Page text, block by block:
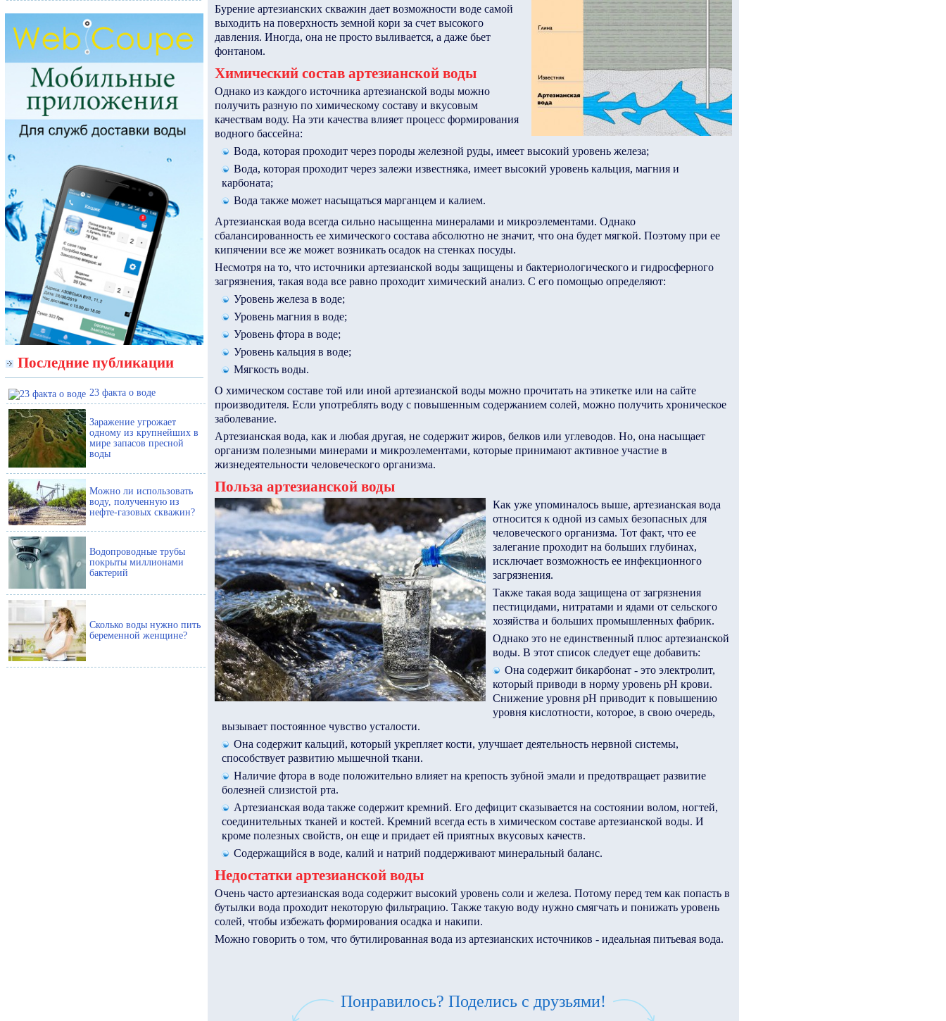
Последние публикации
23 факта о воде
Заражение угрожает
одному из крупнейших в
мире запасов пресной
воды
Можно ли использовать
воду, полученную из
нефте-газовых скважин?
Водопроводные трубы
покрыты миллионами
бактерий
Сколько воды нужно пить
беременной женщине?
Бурение артезианских скважин дает возможности воде самой
выходить на поверхность земной кори за счет высокого
давления. Иногда, она не просто выливается, а даже бьет
фонтаном.
Химический состав артезианской воды
Однако из каждого источника артезианской воды можно
получить разную по химическому составу и вкусовым
качествам воду. На эти качества влияет процесс формирования
водного бассейна:
Вода, которая проходит через породы железной руды, имеет высокий уровень железа;
Вода, которая проходит через залежи известняка, имеет высокий уровень кальция, магния и
карбоната;
Вода также может насыщаться марганцем и калием.
Артезианская вода всегда сильно насыщенна минералами и микроэлементами. Однако
сбалансированность ее химического состава абсолютно не значит, что она будет мягкой. Поэтому при ее
кипячении все же может возникать осадок на стенках посуды.
Несмотря на то, что источники артезианской воды защищены и бактериологического и гидросферного
загрязнения, такая вода все равно проходит химический анализ. С его помощью определяют:
Уровень железа в воде;
Уровень магния в воде;
Уровень фтора в воде;
Уровень кальция в воде;
Мягкость воды.
О химическом составе той или иной артезианской воды можно прочитать на этикетке или на сайте
производителя. Если употреблять воду с повышенным содержанием солей, можно получить хроническое
заболевание.
Артезианская вода, как и любая другая, не содержит жиров, белков или углеводов. Но, она насыщает
организм полезными минерами и микроэлементами, которые принимают активное участие в
жизнедеятельности человеческого организма.
Польза артезианской воды
Как уже упоминалось выше, артезианская вода
относится к одной из самых безопасных для
человеческого организма. Тот факт, что ее
залегание проходит на больших глубинах,
исключает возможность ее инфекционного
загрязнения.
Также такая вода защищена от загрязнения
пестицидами, нитратами и ядами от сельского
хозяйства и больших промышленных фабрик.
Однако это не единственный плюс артезианской
воды. В этот список следует еще добавить:
Она содержит бикарбонат - это электролит,
который приводи в норму уровень рН крови.
Снижение уровня рН приводит к повышению
уровня кислотности, которое, в свою очередь,
вызывает постоянное чувство усталости.
Она содержит кальций, который укрепляет кости, улучшает деятельность нервной системы,
способствует развитию мышечной ткани.
Наличие фтора в воде положительно влияет на крепость зубной эмали и предотвращает развитие
болезней слизистой рта.
Артезианская вода также содержит кремний. Его дефицит сказывается на состоянии волом, ногтей,
соединительных тканей и костей. Кремний всегда есть в химическом составе артезианской воды. И
кроме полезных свойств, он еще и придает ей приятных вкусовых качеств.
Содержащийся в воде, калий и натрий поддерживают минеральный баланс.
Недостатки артезианской воды
Очень часто артезианская вода содержит высокий уровень соли и железа. Потому перед тем как попасть в
бутылки вода проходит некоторую фильтрацию. Также такую воду нужно смягчать и понижать уровень
солей, чтобы избежать формирования осадка и накипи.
Можно говорить о том, что бутилированная вода из артезианских источников - идеальная питьевая вода.
Понравилось? Поделись с друзьями!